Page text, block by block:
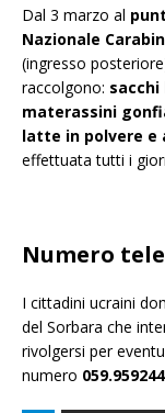
Dal 3 marzo al
Nazionale
(ingresso
raccolgono:
materassini
latte in polvere e
effettuata tutti i
Numero
I cittadini ucraini
del Sorbara che
rivolgersi per
numero 059.959244